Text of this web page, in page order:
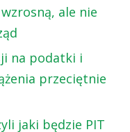
ale nie
na podatki i
przeciętnie
jaki będzie PIT